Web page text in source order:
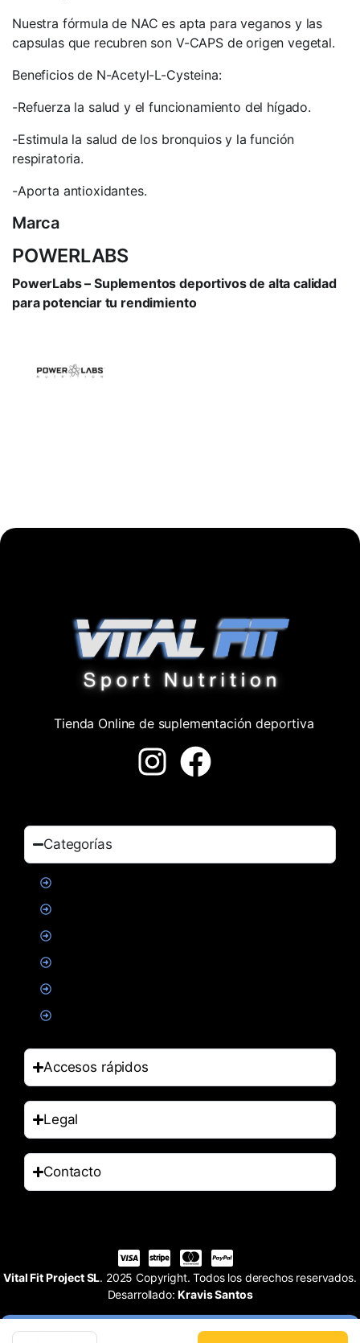
Nuestra fórmula de NAC es apta para veganos y las
capsulas que recubren son V-CAPS de origen vegetal.
Beneficios de N-Acetyl-L-Cysteina:
-Refuerza la salud y el funcionamiento del hígado.
-Estimula la salud de los bronquios y la función
respiratoria.
-Aporta antioxidantes.
Marca
POWERLABS
PowerLabs – Suplementos deportivos de alta calidad
para potenciar tu rendimiento
Tienda Online de suplementación deportiva
Categorías
Accesos rápidos
Legal
Contacto
Vital Fit Project SL. 2025 Copyright. Todos los derechos reservados.
Desarrollado:Kravis Santos